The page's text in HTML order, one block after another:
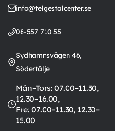
info@telgestalcenter.se
08-557 710 55
Sydhamnsvägen 46,
Södertälje
Mån–Tors: 07.00–11.30,
12.30–16.00,
Fre: 07.00–11.30, 12.30–
15.00